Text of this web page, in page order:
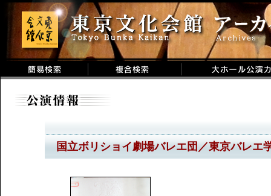
国立ボリショイ劇場バレエ団／東京バレエ